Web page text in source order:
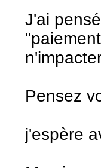
J'ai
Pensez
j'espère